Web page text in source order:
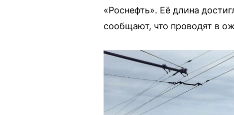
«Роснефть». Её длина
сообщают, что проводят в